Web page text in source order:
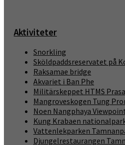
Aktiviteter
Snorkling
Sköldpaddsreservatet på
Raksamae bridge
Akvariet i Ban Phe
Militärskeppet HTMS
Mangroveskogen Tung
Noen Nangphaya
Kung Krabaen
Vattenlekparken
Djungelrestaurangen